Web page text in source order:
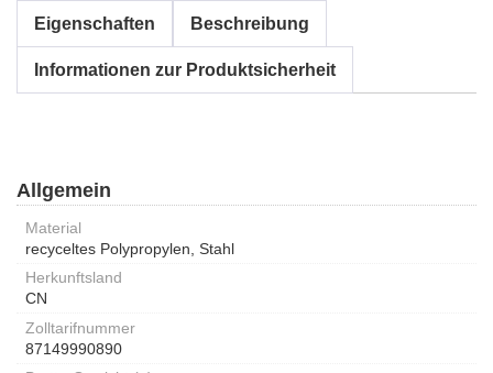
Eigenschaften Beschreibung
Informationen zur Produktsicherheit
Allgemein
Material
recyceltes Polypropylen, Stahl
Herkunftsland
CN
Zolltarifnummer
87149990890